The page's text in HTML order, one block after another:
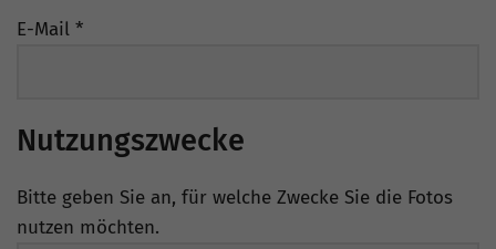
E-Mail *
Nutzungszwecke
Bitte geben Sie an, für welche Zwecke Sie die Fotos
nutzen möchten.